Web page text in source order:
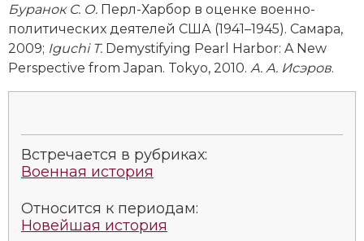
Нумизматика
Образование
Революции и народные движения
Россия
Буранок С. О. Перл-Харбор в оценке военно-
политических деятелей США (1941–1945). Самара,
2009; Iguchi T. Demystifying Pearl Harbor: A New
Perspective from Japan. Tokyo, 2010. А. А. Исэров.
Встречается в рубриках:
Военная история
Относится к периодам:
Новейшая история